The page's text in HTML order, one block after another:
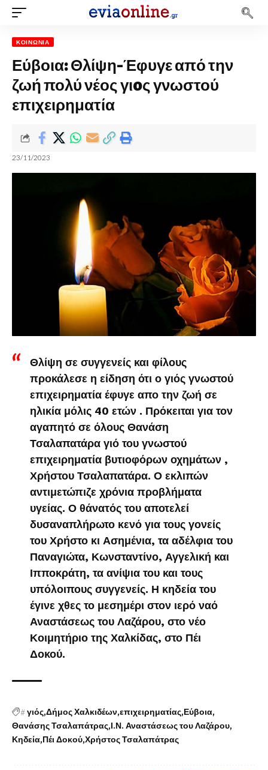
ΚΟΙΝΩΝΊΑ
Εύβοια: Θλίψη-Έφυγε από την
ζωή πολύ νέος γιoς γνωστού
επιχειρηματία
23/11/2023
Θλίψη σε συγγενείς και φίλους
προκάλεσε η είδηση ότι ο γιός γνωστού
επιχειρηματία έφυγε απο την ζωή σε
ηλικία μόλις 40 ετών . Πρόκειται για τον
αγαπητό σε όλους Θανάση
Τσαλαπατάρα γιό του γνωστού
επιχειρηματία βυτιοφόρων οχημάτων ,
Χρήστου Τσαλαπατάρα. Ο εκλιπών
αντιμετώπιζε χρόνια προβλήματα
υγείας. Ο θάνατός του αποτελεί
δυσαναπλήρωτο κενό για τους γονείς
του Χρήστο κι Ασημένια, τα αδέλφια του
Παναγιώτα, Κωνσταντίνο, Αγγελική και
Ιπποκράτη, τα ανίψια του και τους
υπόλοιπους συγγενείς. Η κηδεία του
έγινε χθες το μεσημέρι στον ιερό ναό
Αναστάσεως του Λαζάρου, στο νέο
Κοιμητήριο της Χαλκίδας, στο Πέι
Δοκού.
#γιός Δήμος Χαλκιδέων επιχειρηματίας Εύβοια
Θανάσης Τσαλαπάτρας Ι.Ν. Αναστάσεως του Λαζάρου
Κηδεία Πέι Δοκού Χρήστος Τσαλαπάτρας